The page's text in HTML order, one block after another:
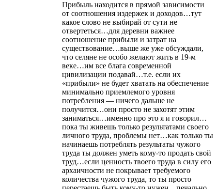
Прибыль находится в прямой зависимости
от соотношения издержек и доходов…тут
какое слово не выбирай от сути не
отвертеться…для деревни важнее
соотношение прибыли и затрат на
существование…выше же уже обсуждали,
что селяне не особо желают жить в 19-м
веке…им все блага современной
цивилизации подавай…т.е. если их
«прибыли» не будет хватать на обеспечение
минимально приемлемого уровня
потребления — ничего дальше не
получится…они просто не захотят этим
заниматься…именно про это я и говорил…
пока ты живешь только результатами своего
личного труда, проблемы нет…как только ты
начинаешь потреблять результаты чужого
труда ты должен уметь кому-то продать свой
труд…если ценность твоего труда в силу его
архаичности не покрывает требуемого
количества чужого труда, то ты просто